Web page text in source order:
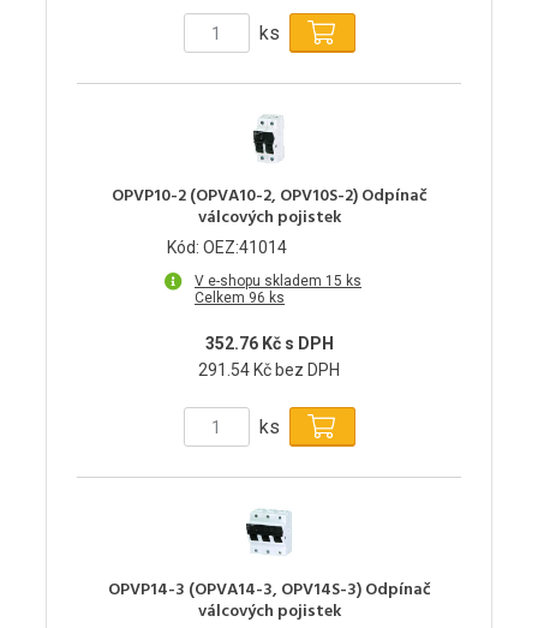
ks
OPVP10-2 (OPVA10-2, OPV10S-2) Odpínač
válcových pojistek
Kód: OEZ:41014
V e-shopu skladem 15 ks
Celkem 96 ks
352.76 Kč s DPH
291.54 Kč bez DPH
ks
OPVP14-3 (OPVA14-3, OPV14S-3) Odpínač
válcových pojistek